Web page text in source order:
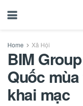
Home Xã Hội
BIM
Quốc
khai mạc